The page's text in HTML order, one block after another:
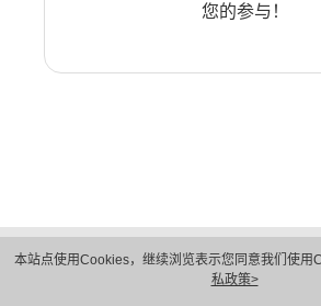
本站点使用Cookies，继续浏览表示您同意我们使用
私政策>
您的参与！
隐私保护
法律声明